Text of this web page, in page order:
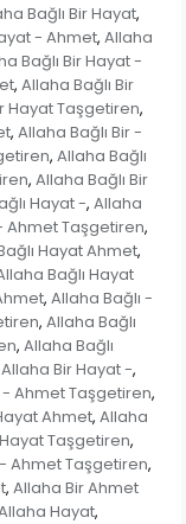
Bağlı Bir Hayat,
- Ahmet, Allaha
Bağlı Bir Hayat -
, Allaha Bağlı Bir
Hayat Taşgetiren,
, Allaha Bağlı Bir -
, Allaha Bağlı
, Allaha Bağlı Bir
Hayat -, Allaha
Ahmet Taşgetiren,
Hayat Ahmet,
Bağlı Hayat
, Allaha Bağlı -
, Allaha Bağlı
, Allaha Bağlı
Allaha Bir Hayat -,
Ahmet Taşgetiren,
Ahmet, Allaha
Taşgetiren,
Ahmet Taşgetiren,
, Allaha Bir Ahmet
Hayat,